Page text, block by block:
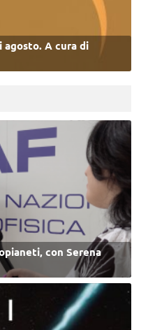
agosto. A cura di
con Serena